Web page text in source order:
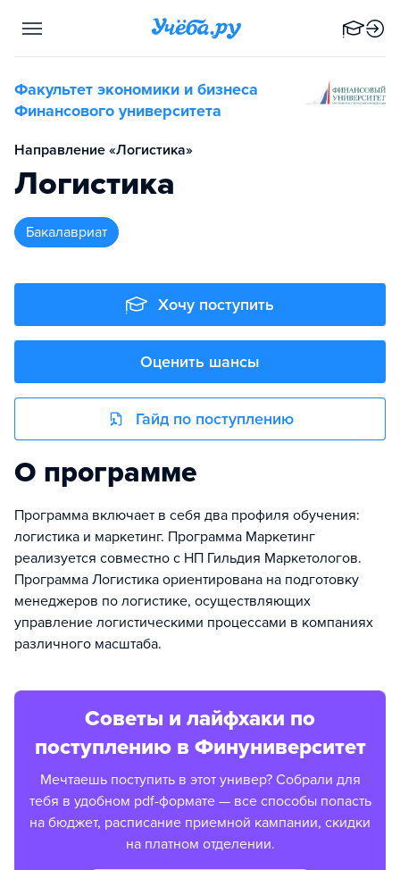
Факультет экономики и бизнеса
Финансового университета
Направление «Логистика»
Логистика
бакалавриат
Хочу поступить
Оценить шансы
Гайд по поступлению
О программе
Программа включает в себя два профиля обучения:
логистика и маркетинг. Программа Маркетинг
реализуется совместно с НП Гильдия Маркетологов.
Программа Логистика ориентирована на подготовку
менеджеров по логистике, осуществляющих
управление логистическими процессами в компаниях
различного масштаба.
Советы и лайфхаки по
поступлению в Финуниверситет
Мечтаешь поступить в этот универ? Собрали для
тебя в удобном pdf-формате — все способы попасть
на бюджет, расписание приемной кампании, скидки
на платном отделении.